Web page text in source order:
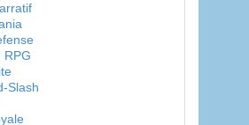
RPG
Slash